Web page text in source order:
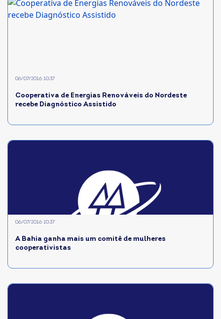
Cooperativa de Energias Renováveis do Nordeste
recebe Diagnóstico Assistido
06/07/2016 10:37
A Bahia ganha mais um comitê de mulheres
cooperativistas
06/07/2016 10:37